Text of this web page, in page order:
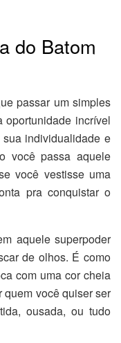
do Batom
passar um simples
oportunidade incrível
individualidade e
você passa aquele
você vestisse uma
pra conquistar o
aquele superpoder
de olhos. É como
com uma cor cheia
você quiser ser
ousada, ou tudo